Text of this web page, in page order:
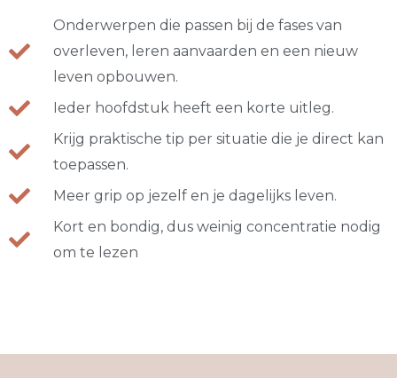
Onderwerpen die passen bij de fases van
overleven, leren aanvaarden en een nieuw
leven opbouwen.
Ieder hoofdstuk heeft een korte uitleg.
Krijg praktische tip per situatie die je direct kan
toepassen.
Meer grip op jezelf en je dagelijks leven.
Kort en bondig, dus weinig concentratie nodig
om te lezen